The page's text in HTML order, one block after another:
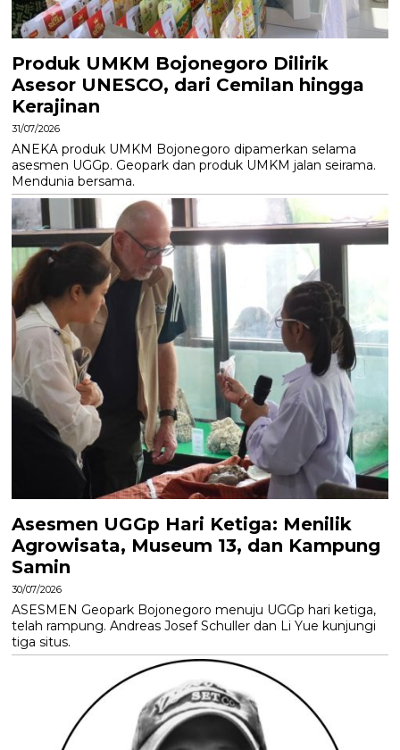
Produk UMKM Bojonegoro Dilirik
Asesor UNESCO, dari Cemilan hingga
Kerajinan
31/07/2026
ANEKA produk UMKM Bojonegoro dipamerkan selama
asesmen UGGp. Geopark dan produk UMKM jalan seirama.
Mendunia bersama.
Asesmen UGGp Hari Ketiga: Menilik
Agrowisata, Museum 13, dan Kampung
Samin
30/07/2026
ASESMEN Geopark Bojonegoro menuju UGGp hari ketiga,
telah rampung. Andreas Josef Schuller dan Li Yue kunjungi
tiga situs.